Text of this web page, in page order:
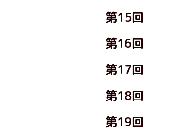
第15回
第16回
第17回
第18回
第19回